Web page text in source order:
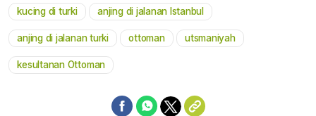
kucing di turki anjing di jalanan Istanbul
anjing di jalanan turki ottoman utsmaniyah
kesultanan Ottoman